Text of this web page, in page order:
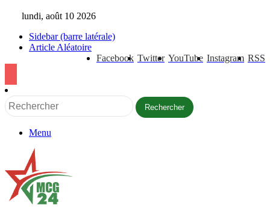
lundi, août 10 2026
Sidebar (barre latérale)
Article Aléatoire
RSS
Instagram
YouTube
Twitter
Facebook
Rechercher
Menu